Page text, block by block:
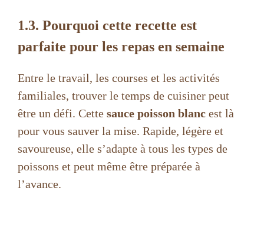
o
1.3. Pourquoi cette recette est
parfaite pour les repas en semaine
Entre le travail, les courses et les activités
familiales, trouver le temps de cuisiner peut
être un défi. Cette sauce poisson blanc est là
pour vous sauver la mise. Rapide, légère et
savoureuse, elle s’adapte à tous les types de
poissons et peut même être préparée à
l’avance.